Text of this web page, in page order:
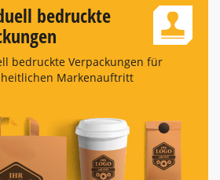
bedruckte
bedruckte Verpackungen für
Markenauftritt